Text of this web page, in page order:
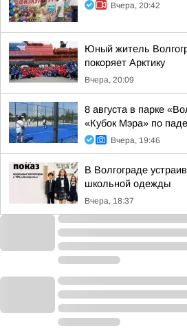
Вчера, 20:42
Юный житель
покоряет Арктику
Вчера, 20:09
8 августа в парке
«Кубок Мэра» по
Вчера, 19:46
В Волгограде
школьной одежды
Вчера, 18:37